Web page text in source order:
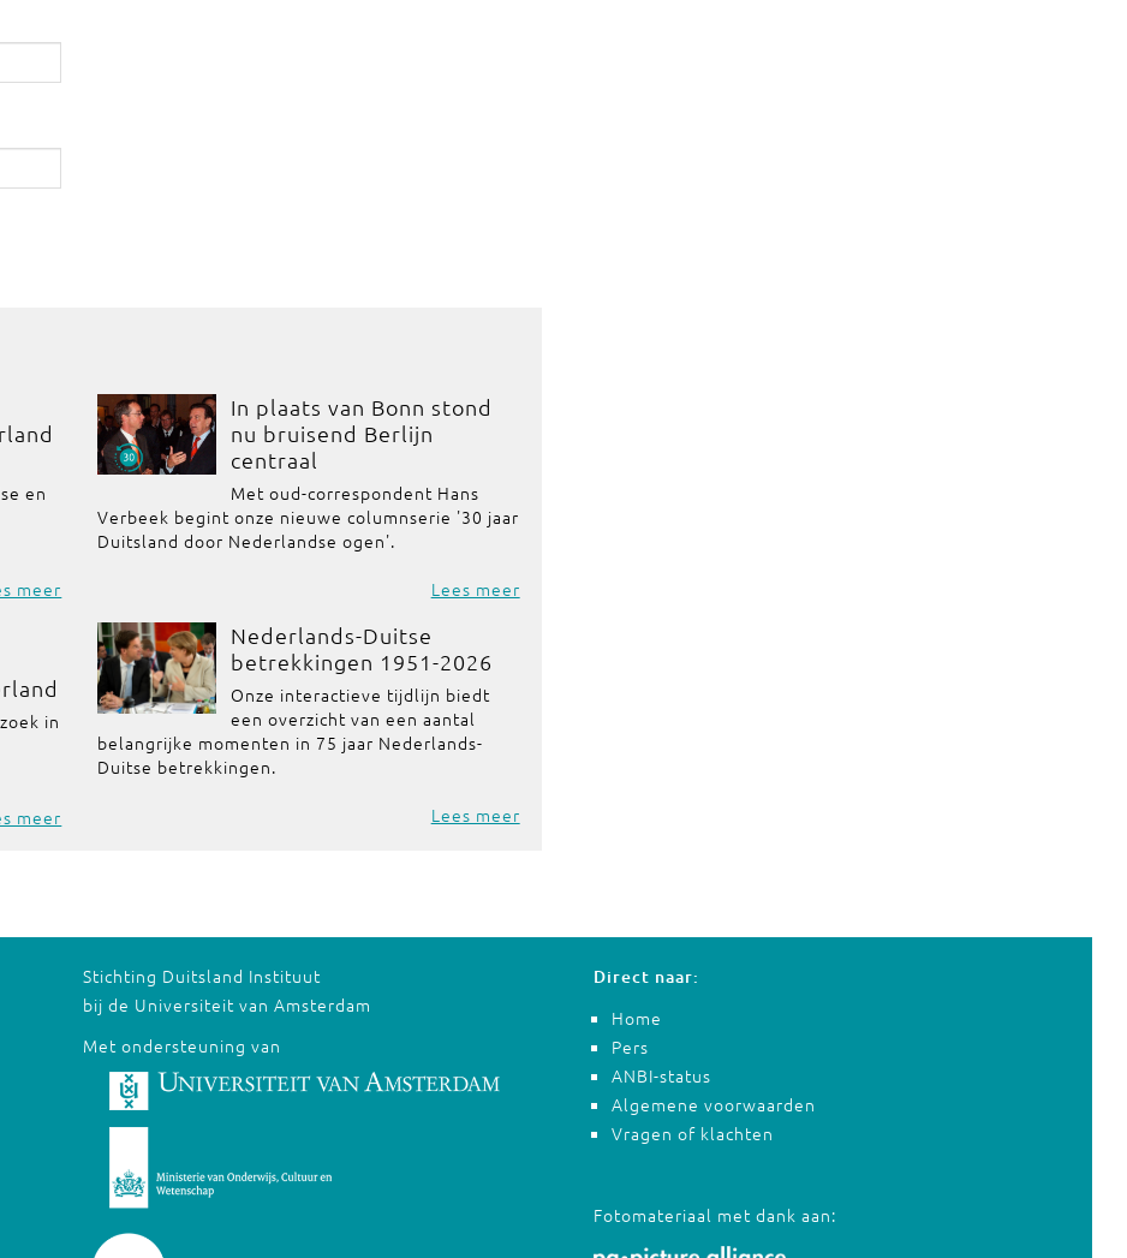
en
meer
In plaats van Bonn stond
nu bruisend Berlijn
centraal
Met oud-correspondent Hans
Verbeek begint onze nieuwe columnserie '30 jaar
Duitsland door Nederlandse ogen'.
Lees meer
in
meer
Nederlands-Duitse
betrekkingen 1951-2026
Onze interactieve tijdlijn biedt
een overzicht van een aantal
belangrijke momenten in 75 jaar Nederlands-
Duitse betrekkingen.
Lees meer
Stichting Duitsland Instituut
bij de Universiteit van Amsterdam
Met ondersteuning van
Direct naar:
Home
Pers
ANBI-status
Algemene voorwaarden
Vragen of klachten
Fotomateriaal met dank aan: